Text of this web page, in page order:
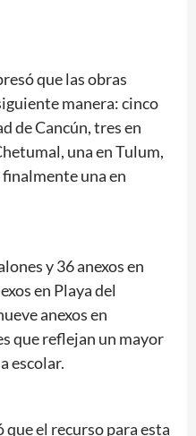
que las obras
manera: cinco
de Cancún, tres en
una en Tulum,
finalmente una en
y 36 anexos en
en Playa del
anexos en
que reflejan un mayor
escolar.
el recurso para esta